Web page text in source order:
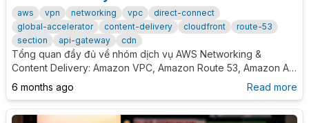
aws vpn networking vpc
direct-connect
global-accelerator
content-delivery cloudfront
route-53
section
api-gateway cdn
Tổng quan đầy đủ về nhóm dịch vụ AWS Networking &
Content Delivery: Amazon VPC, Amazon Route 53, Amazon API
Gateway, Amazon CloudFront, AWS Global Accelerator, AWS
Direct Connect, AWS VPN. Kèm decision guide, so sánh chi
tiết, kiến trúc mẫu, best practices và tối ưu chi phí/hiệu năng.
6 months ago Read more